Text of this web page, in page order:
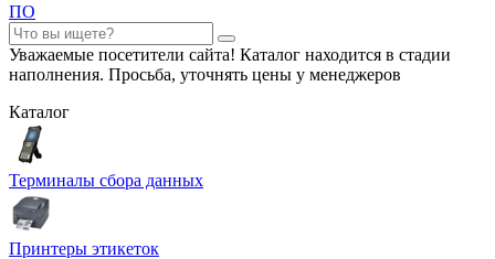
ПО
Уважаемые посетители сайта! Каталог находится в стадии
наполнения. Просьба, уточнять цены у менеджеров
Каталог
Терминалы сбора данных
Принтеры этикеток